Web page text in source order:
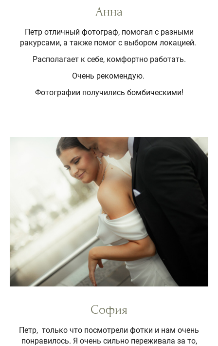
Анна
Петр отличный фотограф, помогал с разными
ракурсами, а также помог с выбором локацией.
Располагает к себе, комфортно работать.
Очень рекомендую.
Фотографии получились бомбическими!
София
Петр, только что посмотрели фотки и нам очень
понравилось. Я очень сильно переживала за то,